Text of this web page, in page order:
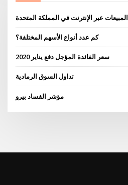
المبيعات عبر الإنترنت في المملكة المتحدة
كم عدد أنواع الأسهم المختلفة؟
سعر الفائدة المؤجل دفع يناير 2020
تداول السوق الرمادية
مؤشر الفساد بيرو